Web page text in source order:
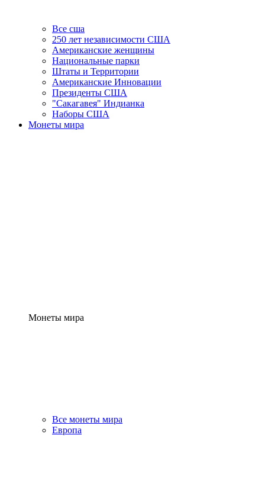
Все сша
250 лет независимости США
Американские женщины
Национальные парки
Штаты и Территории
Американские Инновации
Президенты США
"Сакагавея" Индианка
Наборы США
Монеты мира
Монеты мира
Все монеты мира
Европа